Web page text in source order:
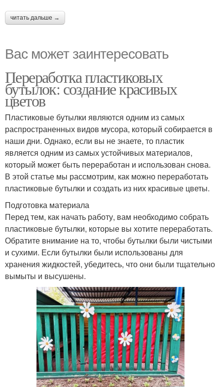
читать дальше →
Вас может заинтересовать
Переработка пластиковых
бутылок: создание красивых
цветов
Пластиковые бутылки являются одним из самых
распространенных видов мусора, который собирается в
наши дни. Однако, если вы не знаете, то пластик
является одним из самых устойчивых материалов,
который может быть переработан и использован снова.
В этой статье мы рассмотрим, как можно переработать
пластиковые бутылки и создать из них красивые цветы.
Подготовка материала
Перед тем, как начать работу, вам необходимо собрать
пластиковые бутылки, которые вы хотите переработать.
Обратите внимание на то, чтобы бутылки были чистыми
и сухими. Если бутылки были использованы для
хранения жидкостей, убедитесь, что они были тщательно
вымыты и высушены.